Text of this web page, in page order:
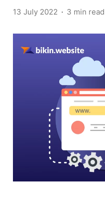
13 July 2022 3 min read